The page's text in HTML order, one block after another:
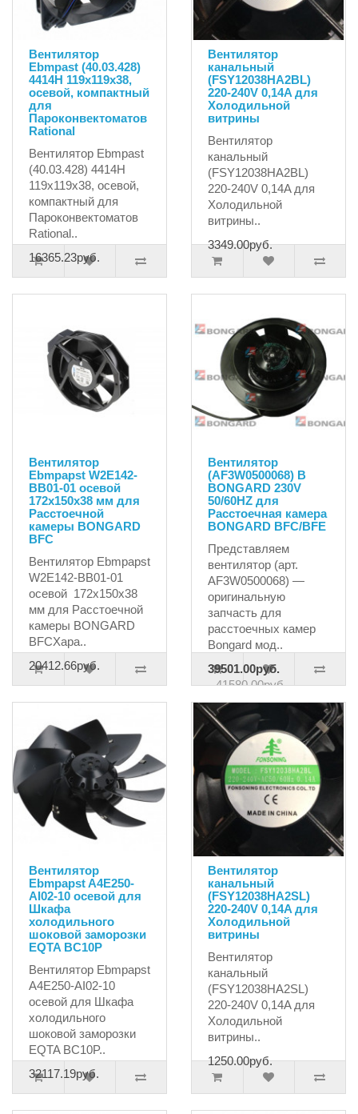
Вентилятор
Ebmpast (40.03.428)
4414H 119x119x38,
осевой, компактный
для
Пароконвектоматов
Rational
Вентилятор Ebmpast
(40.03.428) 4414H
119x119x38, осевой,
компактный для
Пароконвектоматов
Rational..
16365.23руб.
Вентилятор
канальный
(FSY12038HA2BL)
220-240V 0,14A для
Холодильной
витрины
Вентилятор
канальный
(FSY12038HA2BL)
220-240V 0,14A для
Холодильной
витрины..
3349.00руб.
Вентилятор
Ebmpapst W2E142-
BB01-01 осевой
172x150x38 мм для
Расстоечной
камеры BONGARD
BFC
Вентилятор Ebmpapst
W2E142-BB01-01
осевой 172x150x38
мм для Расстоечной
камеры BONGARD
BFCХара..
20412.66руб.
Вентилятор
(AF3W0500068) B
BONGARD 230V
50/60HZ для
Расстоечная камера
BONGARD BFC/BFE
Представляем
вентилятор (арт.
AF3W0500068) —
оригинальную
запчасть для
расстоечных камер
Bongard мод..
39501.00руб.
41580.00руб.
Вентилятор
Ebmpapst A4E250-
AI02-10 осевой для
Шкафа
холодильного
шоковой заморозки
EQTA BC10P
Вентилятор Ebmpapst
A4E250-AI02-10
осевой для Шкафа
холодильного
шоковой заморозки
EQTA BC10P..
32117.19руб.
Вентилятор
канальный
(FSY12038HA2SL)
220-240V 0,14A для
Холодильной
витрины
Вентилятор
канальный
(FSY12038HA2SL)
220-240V 0,14A для
Холодильной
витрины..
1250.00руб.